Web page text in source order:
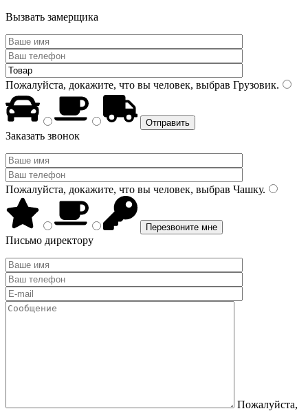
Вызвать замерщика
Пожалуйста, докажите, что вы человек, выбрав Грузовик.
Заказать звонок
Пожалуйста, докажите, что вы человек, выбрав Чашку.
Письмо директору
Пожалуйста,